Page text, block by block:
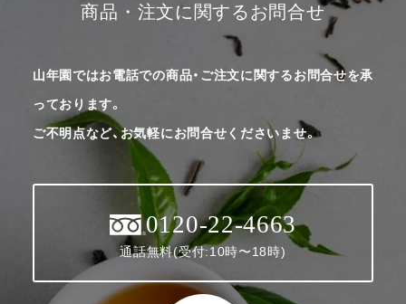
商品・注文に関するお問合せ
山年園ではお電話での商品・ご注文に関するお問合せを承
っております。
ご不明点など、お気軽にお問合せくださいませ。
0120-22-4663
通話無料(受付:10時〜18時)